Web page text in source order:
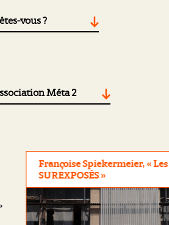
vous ?
Méta 2
Françoise Spiekermeier, « Les
SUREXPOSÉS »